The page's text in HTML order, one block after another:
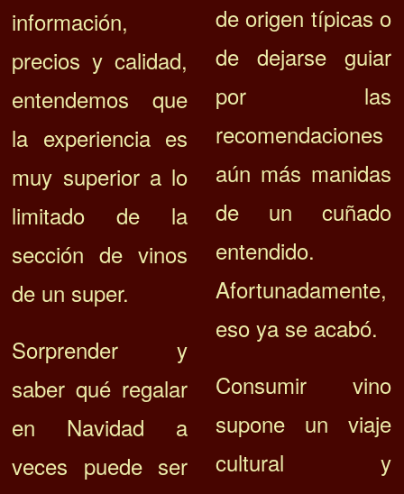
información,
precios y calidad,
entendemos que
la experiencia es
muy superior a lo
limitado de la
sección de vinos
de un super.
Sorprender y
saber qué regalar
en Navidad a
veces puede ser
de origen típicas o
de dejarse guiar
por las
recomendaciones
aún más manidas
de un cuñado
entendido.
Afortunadamente,
eso ya se acabó.
Consumir vino
supone un viaje
cultural y